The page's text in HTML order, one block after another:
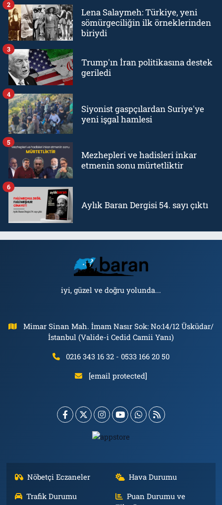
Lena Salaymeh: Türkiye, yeni
sömürgeciliğin ilk örneklerinden
biriydi
2
Trump'ın İran politikasına destek
geriledi
3
Siyonist gaspçılardan Suriye'ye
yeni işgal hamlesi
4
Mezhepleri ve hadisleri inkar
etmenin sonu mürtetliktir
5
Aylık Baran Dergisi 54. sayı çıktı
6
iyi, güzel ve doğru yolunda...
Mimar Sinan Mah. İmam Nasır Sok: No:14/12 Üsküdar/
İstanbul (Valide-i Cedid Camii Yanı)
0216 343 16 32 - 0533 166 20 50
[email protected]
Nöbetçi Eczaneler
Hava Durumu
Trafik Durumu
Puan Durumu ve